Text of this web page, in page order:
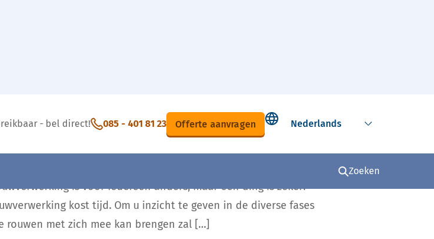
- bel direct! 085 - 401 81 23 Offerte aanvragen
Select language
Zoeken
je dat?
is voor iedereen anders, maar één ding is zeker:
kost tijd. Om u inzicht te geven in de diverse fases
rouwen met zich mee kan brengen zal […]